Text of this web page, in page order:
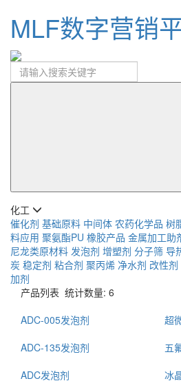
MLF数字营销
化工
催化剂 基础原料 中间体 农药化学品 树
料应用 聚氨酯PU 橡胶产品 金属加工助
尼龙类原材料 发泡剂 增塑剂 分子筛 导
炭 稳定剂 粘合剂 聚丙烯 净水剂 改性剂
加剂
产品列表 统计数量: 6
ADC-005发泡剂
超
ADC-135发泡剂
五
ADC发泡剂
冰